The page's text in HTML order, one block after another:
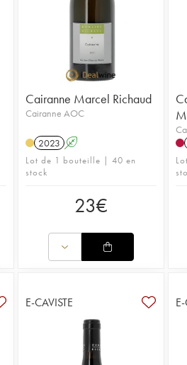
Cairanne Marcel Richaud
Cairanne AOC
2023 A
Lot de 1 bouteille | 40 en
stock
23€
E-CAVISTE